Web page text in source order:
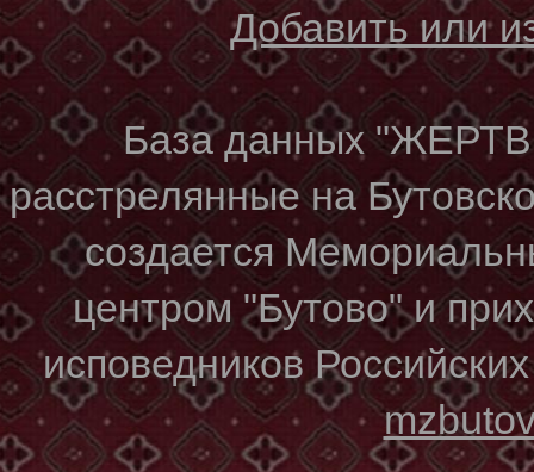
Добавить или
База данных
расстрелянные на
создается
центром "Бутово" и
исповедников